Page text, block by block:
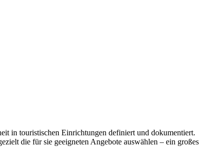
in touristischen Einrichtungen definiert und dokumentiert.
die für sie geeigneten Angebote auswählen – ein großes